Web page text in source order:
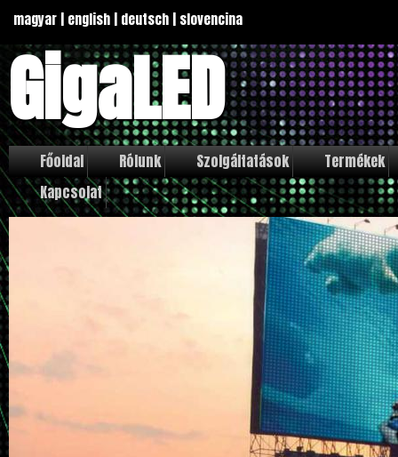
magyar | english | deutsch | slovencina
GigaLED
Főoldal Rólunk Szolgáltatások
Termékek
Kapcsolat